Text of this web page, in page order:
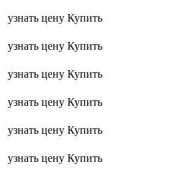
узнать цену Купить
узнать цену Купить
узнать цену Купить
узнать цену Купить
узнать цену Купить
узнать цену Купить